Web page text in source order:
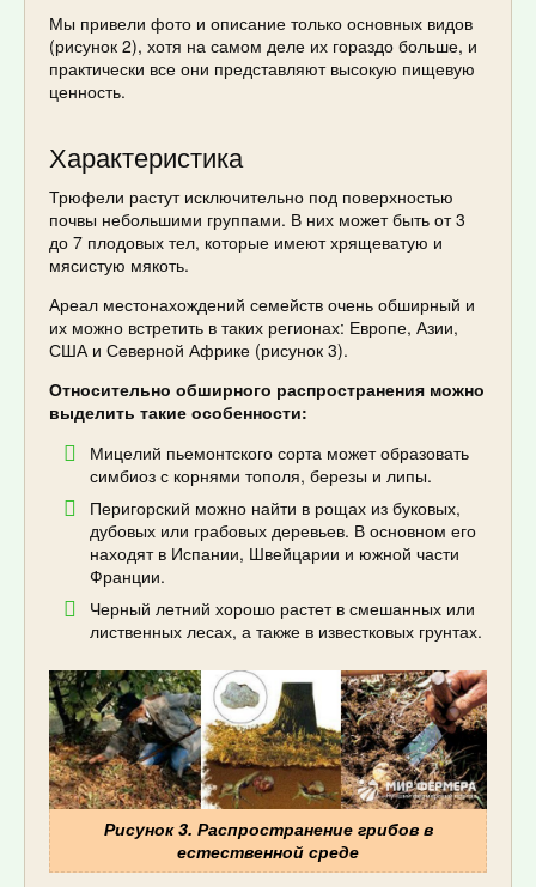
Мы привели фото и описание только основных видов
(рисунок 2), хотя на самом деле их гораздо больше, и
практически все они представляют высокую пищевую
ценность.
Характеристика
Трюфели растут исключительно под поверхностью
почвы небольшими группами. В них может быть от 3
до 7 плодовых тел, которые имеют хрящеватую и
мясистую мякоть.
Ареал местонахождений семейств очень обширный и
их можно встретить в таких регионах: Европе, Азии,
США и Северной Африке (рисунок 3).
Относительно обширного распространения можно
выделить такие особенности:
Мицелий пьемонтского сорта может образовать
симбиоз с корнями тополя, березы и липы.
Перигорский можно найти в рощах из буковых,
дубовых или грабовых деревьев. В основном его
находят в Испании, Швейцарии и южной части
Франции.
Черный летний хорошо растет в смешанных или
лиственных лесах, а также в известковых грунтах.
Рисунок 3. Распространение грибов в
естественной среде